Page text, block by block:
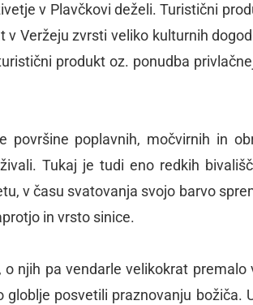
v Plavčkovi deželi. Turistični
v Veržeju zvrsti veliko kulturnih
produkt oz. ponudba
površine poplavnih, močvirnih in
Tukaj je tudi eno redkih
v času svatovanja svojo barvo
in vrsto sinice.
o njih pa vendarle velikokrat premalo
globlje posvetili praznovanju božiča.